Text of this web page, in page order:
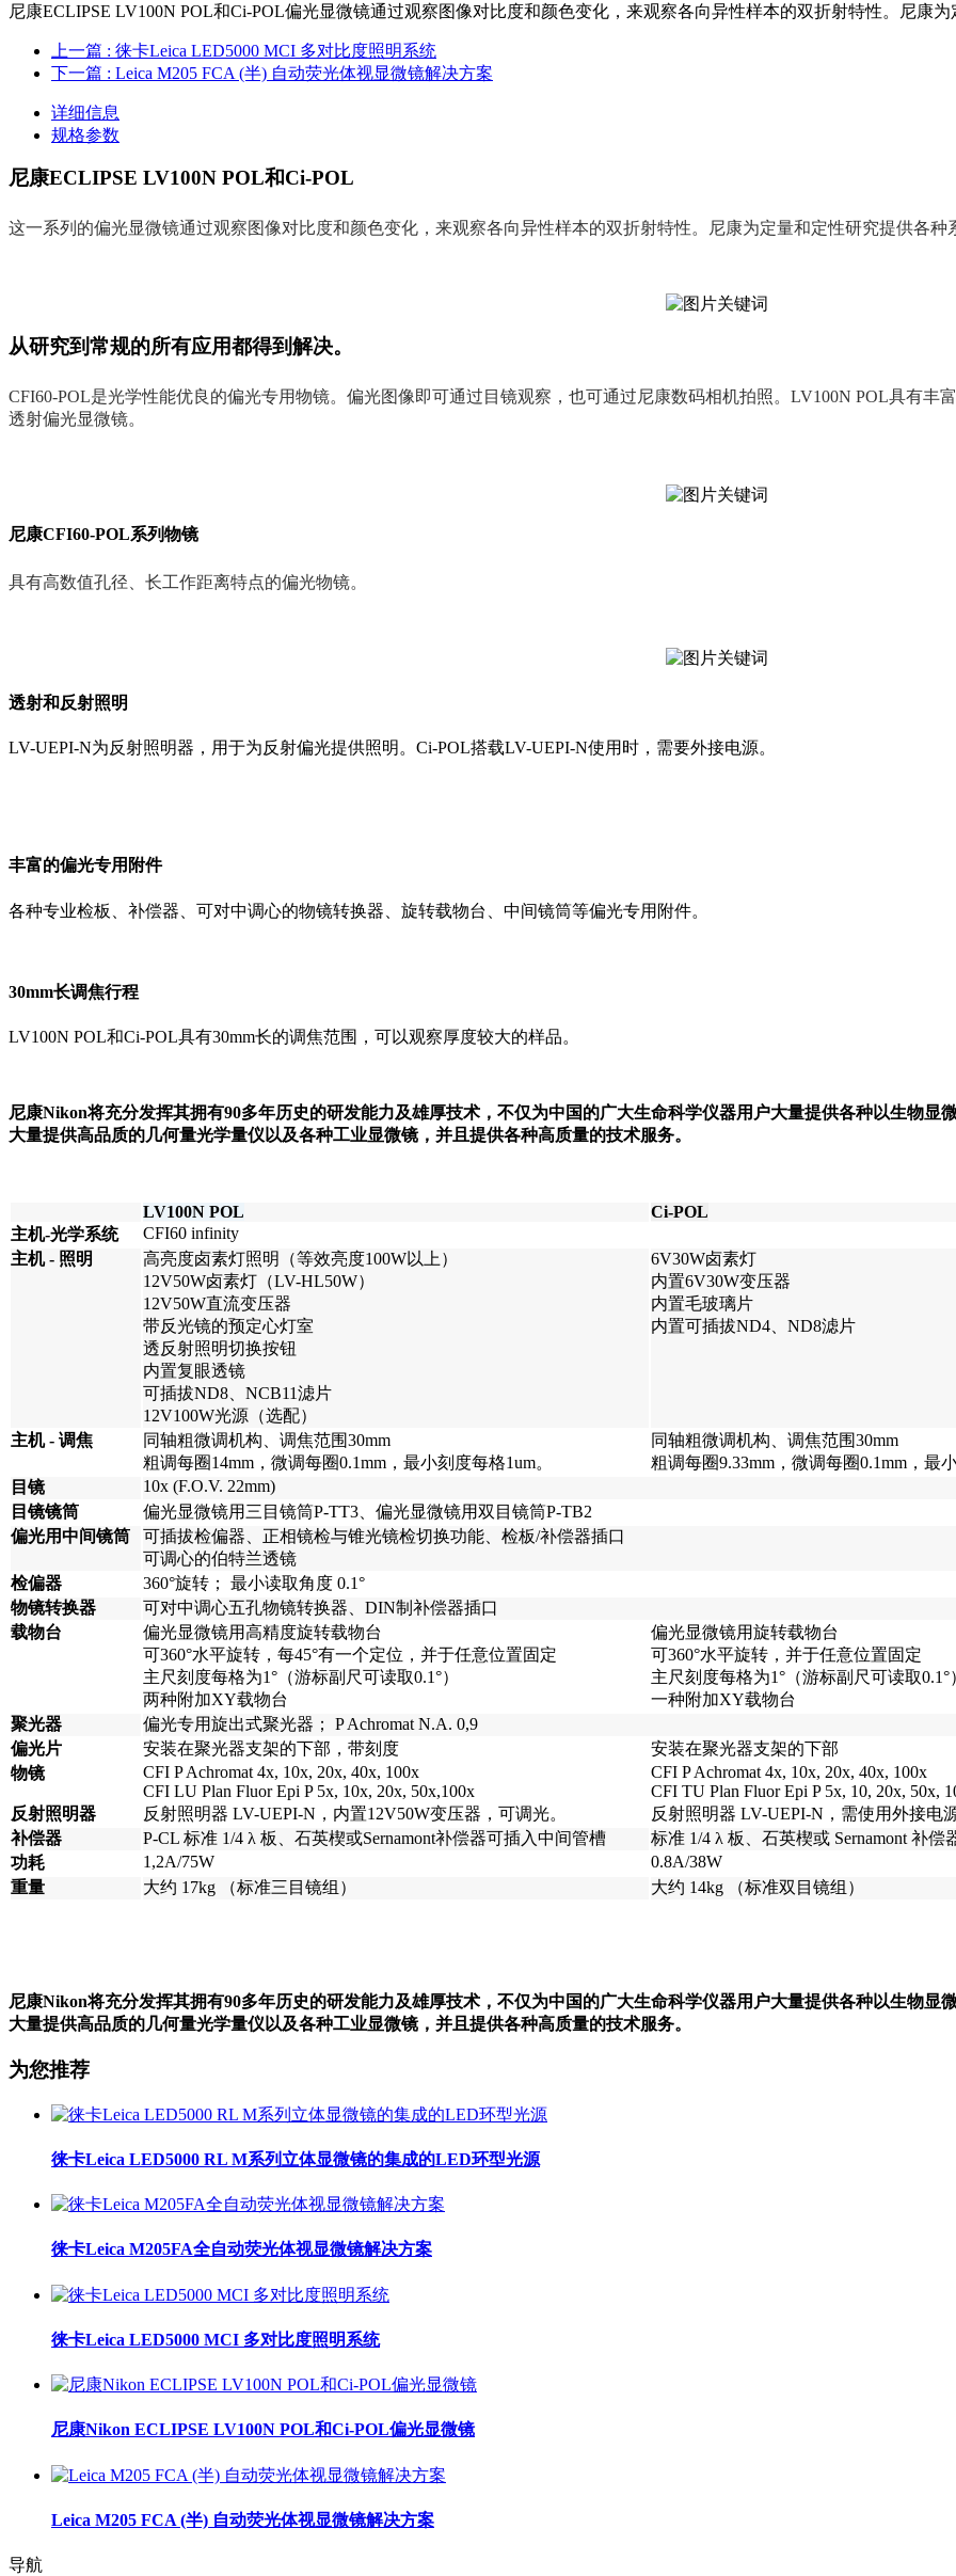
尼康ECLIPSE LV100N POL和Ci-POL偏光显微镜通过观察图像对比度和颜色变化，来观察各向异性样本的双折射特性。尼康为
上一篇 : 徕卡Leica LED5000 MCI 多对比度照明系统
下一篇 : Leica M205 FCA (半) 自动荧光体视显微镜解决方案
详细信息
规格参数
尼康ECLIPSE LV100N POL和Ci-POL
这一系列的偏光显微镜通过观察图像对比度和颜色变化，来观察各向异性样本的双折射特性。尼康为定量和定性研究提供各种
从研究到常规的所有应用都得到解决。
CFI60-POL是光学性能优良的偏光专用物镜。偏光图像即可通过目镜观察，也可通过尼康数码相机拍照。LV100N POL具有丰
透射偏光显微镜。
尼康CFI60-POL系列物镜
具有高数值孔径、长工作距离特点的偏光物镜。
透射和反射照明
LV-UEPI-N为反射照明器，用于为反射偏光提供照明。Ci-POL搭载LV-UEPI-N使用时，需要外接电源。
丰富的偏光专用附件
各种专业检板、补偿器、可对中调心的物镜转换器、旋转载物台、中间镜筒等偏光专用附件。
30mm长调焦行程
LV100N POL和Ci-POL具有30mm长的调焦范围，可以观察厚度较大的样品。
尼康Nikon将充分发挥其拥有90多年历史的研发能力及雄厚技术，不仅为中国的广大生命科学仪器用户大量提供各种以生物
大量提供高品质的几何量光学量仪以及各种工业显微镜，并且提供各种高质量的技术服务。
LV100N POL
Ci-POL
主机-光学系统
CFI60 infinity
主机 - 照明
高亮度卤素灯照明（等效亮度100W以上）
12V50W卤素灯（LV-HL50W）
12V50W直流变压器
带反光镜的预定心灯室
透反射照明切换按钮
内置复眼透镜
可插拔ND8、NCB11滤片
12V100W光源（选配）
6V30W卤素灯
内置6V30W变压器
内置毛玻璃片
内置可插拔ND4、ND8滤片
主机 - 调焦
同轴粗微调机构、调焦范围30mm
粗调每圈14mm，微调每圈0.1mm，最小刻度每格1um。
同轴粗微调机构、调焦范围30mm
粗调每圈9.33mm，微调每圈0.1mm，最
目镜
10x (F.O.V. 22mm)
目镜镜筒
偏光显微镜用三目镜筒P-TT3、偏光显微镜用双目镜筒P-TB2
偏光用中间镜筒
可插拔检偏器、正相镜检与锥光镜检切换功能、检板/补偿器插口
可调心的伯特兰透镜
检偏器
360°旋转； 最小读取角度 0.1°
物镜转换器
可对中调心五孔物镜转换器、DIN制补偿器插口
载物台
偏光显微镜用高精度旋转载物台
可360°水平旋转，每45°有一个定位，并于任意位置固定
主尺刻度每格为1°（游标副尺可读取0.1°）
两种附加XY载物台
偏光显微镜用旋转载物台
可360°水平旋转，并于任意位置固定
主尺刻度每格为1°（游标副尺可读取0.1°
一种附加XY载物台
聚光器
偏光专用旋出式聚光器； P Achromat N.A. 0,9
偏光片
安装在聚光器支架的下部，带刻度
安装在聚光器支架的下部
物镜
CFI P Achromat 4x, 10x, 20x, 40x, 100x
CFI LU Plan Fluor Epi P 5x, 10x, 20x, 50x,100x
CFI P Achromat 4x, 10x, 20x, 40x, 100x
CFI TU Plan Fluor Epi P 5x, 10, 20x, 50x,
反射照明器
反射照明器 LV-UEPI-N，内置12V50W变压器，可调光。
反射照明器 LV-UEPI-N，需使用外接电
补偿器
P-CL 标准 1/4 λ 板、石英楔或Sernamont补偿器可插入中间管槽
标准 1/4 λ 板、石英楔或 Sernamont 补
功耗
1,2A/75W
0.8A/38W
重量
大约 17kg （标准三目镜组） 大约 14kg （标准双目镜组）
尼康Nikon将充分发挥其拥有90多年历史的研发能力及雄厚技术，不仅为中国的广大生命科学仪器用户大量提供各种以生物
大量提供高品质的几何量光学量仪以及各种工业显微镜，并且提供各种高质量的技术服务。
为您推荐
徕卡Leica LED5000 RL M系列立体显微镜的集成的LED环型光源
徕卡Leica M205FA全自动荧光体视显微镜解决方案
徕卡Leica LED5000 MCI 多对比度照明系统
尼康Nikon ECLIPSE LV100N POL和Ci-POL偏光显微镜
Leica M205 FCA (半) 自动荧光体视显微镜解决方案
导航